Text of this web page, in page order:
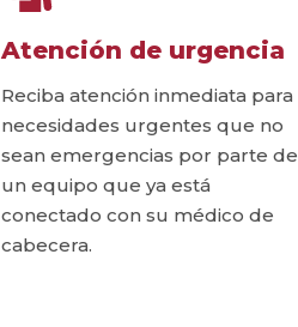
Atención de urgencia
Reciba atención inmediata para
necesidades urgentes que no
sean emergencias por parte de
un equipo que ya está
conectado con su médico de
cabecera.